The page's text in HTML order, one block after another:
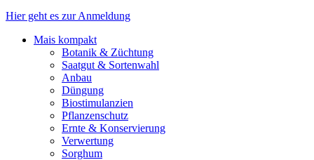
Hier geht es zur Anmeldung
Mais kompakt
Botanik & Züchtung
Saatgut & Sortenwahl
Anbau
Düngung
Biostimulanzien
Pflanzenschutz
Ernte & Konservierung
Verwertung
Sorghum